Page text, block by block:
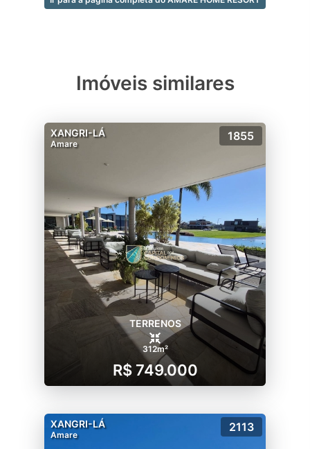
Imóveis similares
XANGRI-LÁ
Amare
1855
TERRENOS
312m²
R$ 749.000
XANGRI-LÁ
Amare
2113